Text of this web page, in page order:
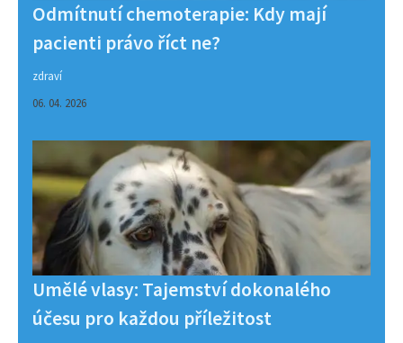
Odmítnutí chemoterapie: Kdy mají
pacienti právo říct ne?
zdraví
06. 04. 2026
Umělé vlasy: Tajemství dokonalého
účesu pro každou příležitost